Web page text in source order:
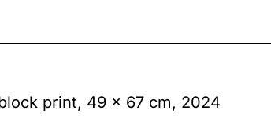
print, 49 x 67 cm, 2024